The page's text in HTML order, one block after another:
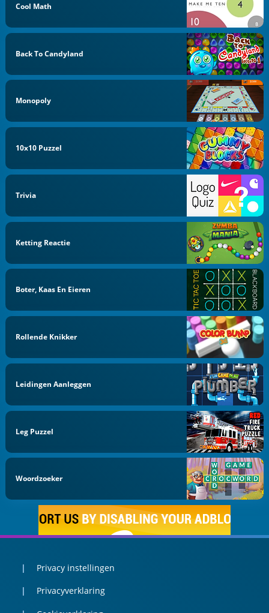
Cool Math
Back To Candyland
Monopoly
10x10 Puzzel
Trivia
Ketting Reactie
Boter, Kaas En Eieren
Rollende Knikker
Leidingen Aanleggen
Leg Puzzel
Woordzoeker
Privacy instellingen
Privacyverklaring